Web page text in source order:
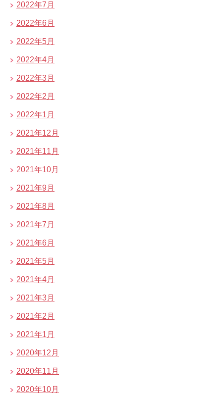
2022年7月
2022年6月
2022年5月
2022年4月
2022年3月
2022年2月
2022年1月
2021年12月
2021年11月
2021年10月
2021年9月
2021年8月
2021年7月
2021年6月
2021年5月
2021年4月
2021年3月
2021年2月
2021年1月
2020年12月
2020年11月
2020年10月